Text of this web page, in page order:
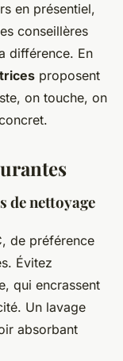
en présentiel,
conseillères
différence. En
proposent
on touche, on
de nettoyage
de préférence
Évitez
qui encrassent
Un lavage
absorbant